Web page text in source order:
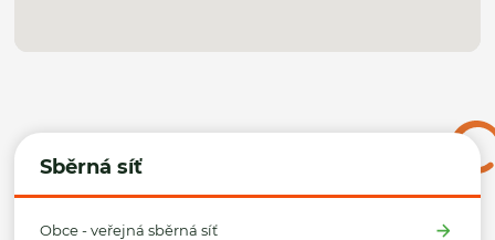
Sběrná síť
Obce - veřejná sběrná síť